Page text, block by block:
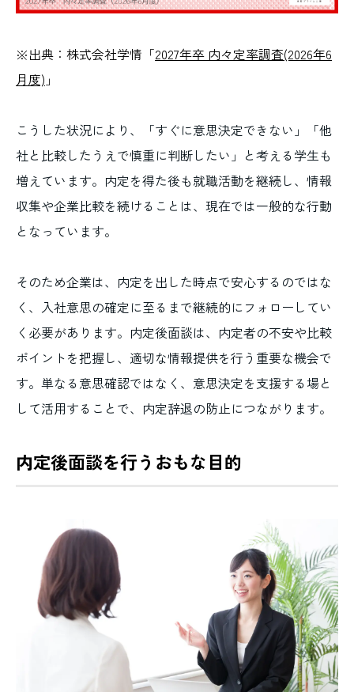
※出典：株式会社学情「2027年卒 内々定率調査(2026年6
月度) 」
こうした状況により、「すぐに意思決定できない」「他
社と比較したうえで慎重に判断したい」と考える学生も
増えています。内定を得た後も就職活動を継続し、情報
収集や企業比較を続けることは、現在では一般的な行動
となっています。
そのため企業は、内定を出した時点で安心するのではな
く、入社意思の確定に至るまで継続的にフォローしてい
く必要があります。内定後面談は、内定者の不安や比較
ポイントを把握し、適切な情報提供を行う重要な機会で
す。単なる意思確認ではなく、意思決定を支援する場と
して活用することで、内定辞退の防止につながります。
内定後面談を行うおもな目的